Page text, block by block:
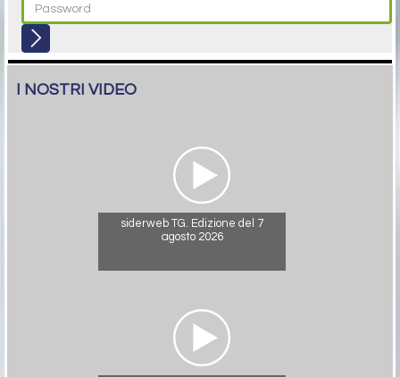
I NOSTRI VIDEO
siderweb TG. Edizione del 7
agosto 2026